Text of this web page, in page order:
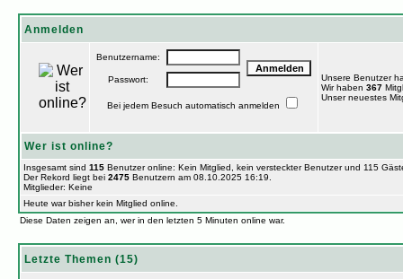
Anmelden
Benutzername:
Passwort:
Bei jedem Besuch automatisch anmelden
Unsere Benutzer
Wir haben 367
Unser neuestes
Wer ist online?
Insgesamt sind 115Benutzer online: Kein Mitglied, kein versteckter Benutzer und 115
Der Rekord liegt bei 2475Benutzern am 08.10.2025 16:19.
Mitglieder: Keine
Heute war bisher kein Mitglied online.
Diese Daten zeigen an, wer in den letzten 5 Minuten online war.
Letzte Themen (15)